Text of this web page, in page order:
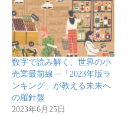
数字で読み解く、世界の小
売業最前線 ─「2023年版ラ
ンキング」が教える未来へ
の羅針盤
2023年6月25日